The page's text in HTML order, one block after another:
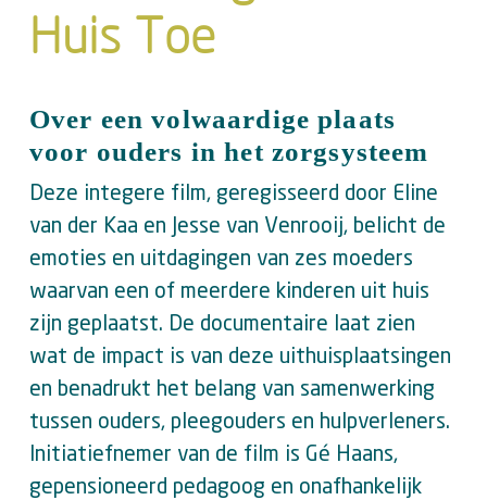
Huis Toe
Over een volwaardige plaats
voor ouders in het zorgsysteem
Deze integere film, geregisseerd door Eline
van der Kaa en Jesse van Venrooij, belicht de
emoties en uitdagingen van zes moeders
waarvan een of meerdere kinderen uit huis
zijn geplaatst. De documentaire laat zien
wat de impact is van deze uithuisplaatsingen
en benadrukt het belang van samenwerking
tussen ouders, pleegouders en hulpverleners.
Initiatiefnemer van de film is Gé Haans,
gepensioneerd pedagoog en onafhankelijk